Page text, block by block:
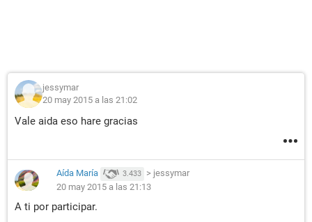
jessymar
20 may 2015 a las 21:02
Vale aida eso hare gracias
Aída María 3.433 > jessymar
20 may 2015 a las 21:13
A ti por participar.